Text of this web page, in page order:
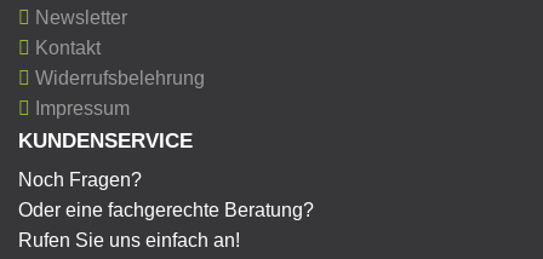
Newsletter
Kontakt
Widerrufsbelehrung
Impressum
KUNDENSERVICE
Noch Fragen?
Oder eine fachgerechte Beratung?
Rufen Sie uns einfach an!